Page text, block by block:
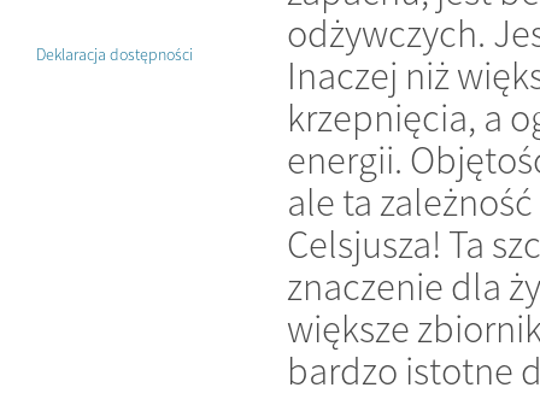
Deklaracja dostępności
odżywczych.
Inaczej niż
krzepnięcia, a
energii.
ale ta
Celsjusza! Ta
znaczenie dla
większe
bardzo istotne